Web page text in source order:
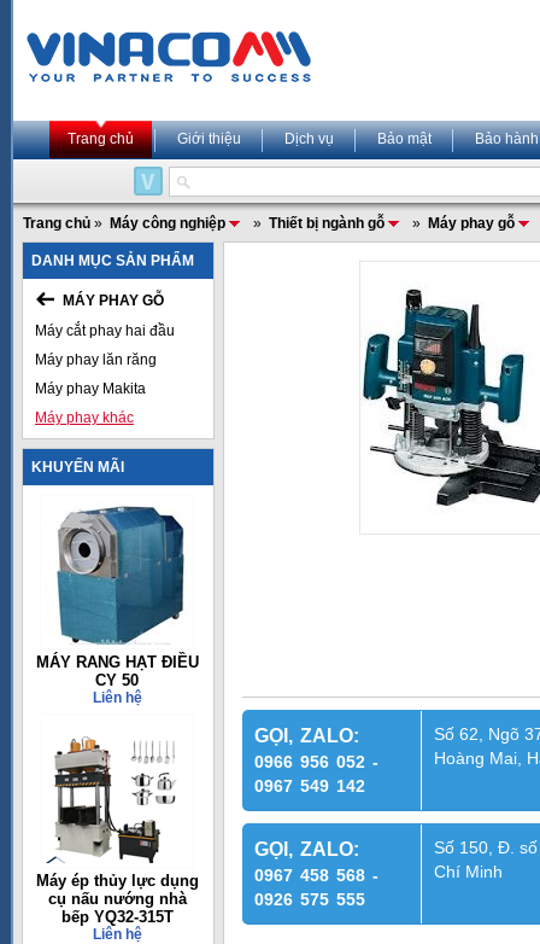
Trang chủ Giới thiệu Dịch vụ Bảo mật Bảo hành
Trang chủ » Máy công nghiệp » Thiết bị ngành gỗ » Máy phay gỗ
DANH MỤC SẢN PHẨM
MÁY PHAY GỖ
Máy cắt phay hai đầu
Máy phay lăn răng
Máy phay Makita
Máy phay khác
KHUYẾN MÃI
MÁY RANG HẠT ĐIỀU
CY 50
Liên hệ
Máy ép thủy lực dụng
cụ nấu nướng nhà
bếp YQ32-315T
Liên hệ
GỌI, ZALO:
0966 956 052 -
0967 549 142
Số 62, Ngõ
Hoàng Mai,
GỌI, ZALO:
0967 458 568 -
0926 575 555
Số 150, Đ.
Chí Minh